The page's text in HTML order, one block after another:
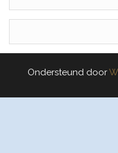
Ondersteund door